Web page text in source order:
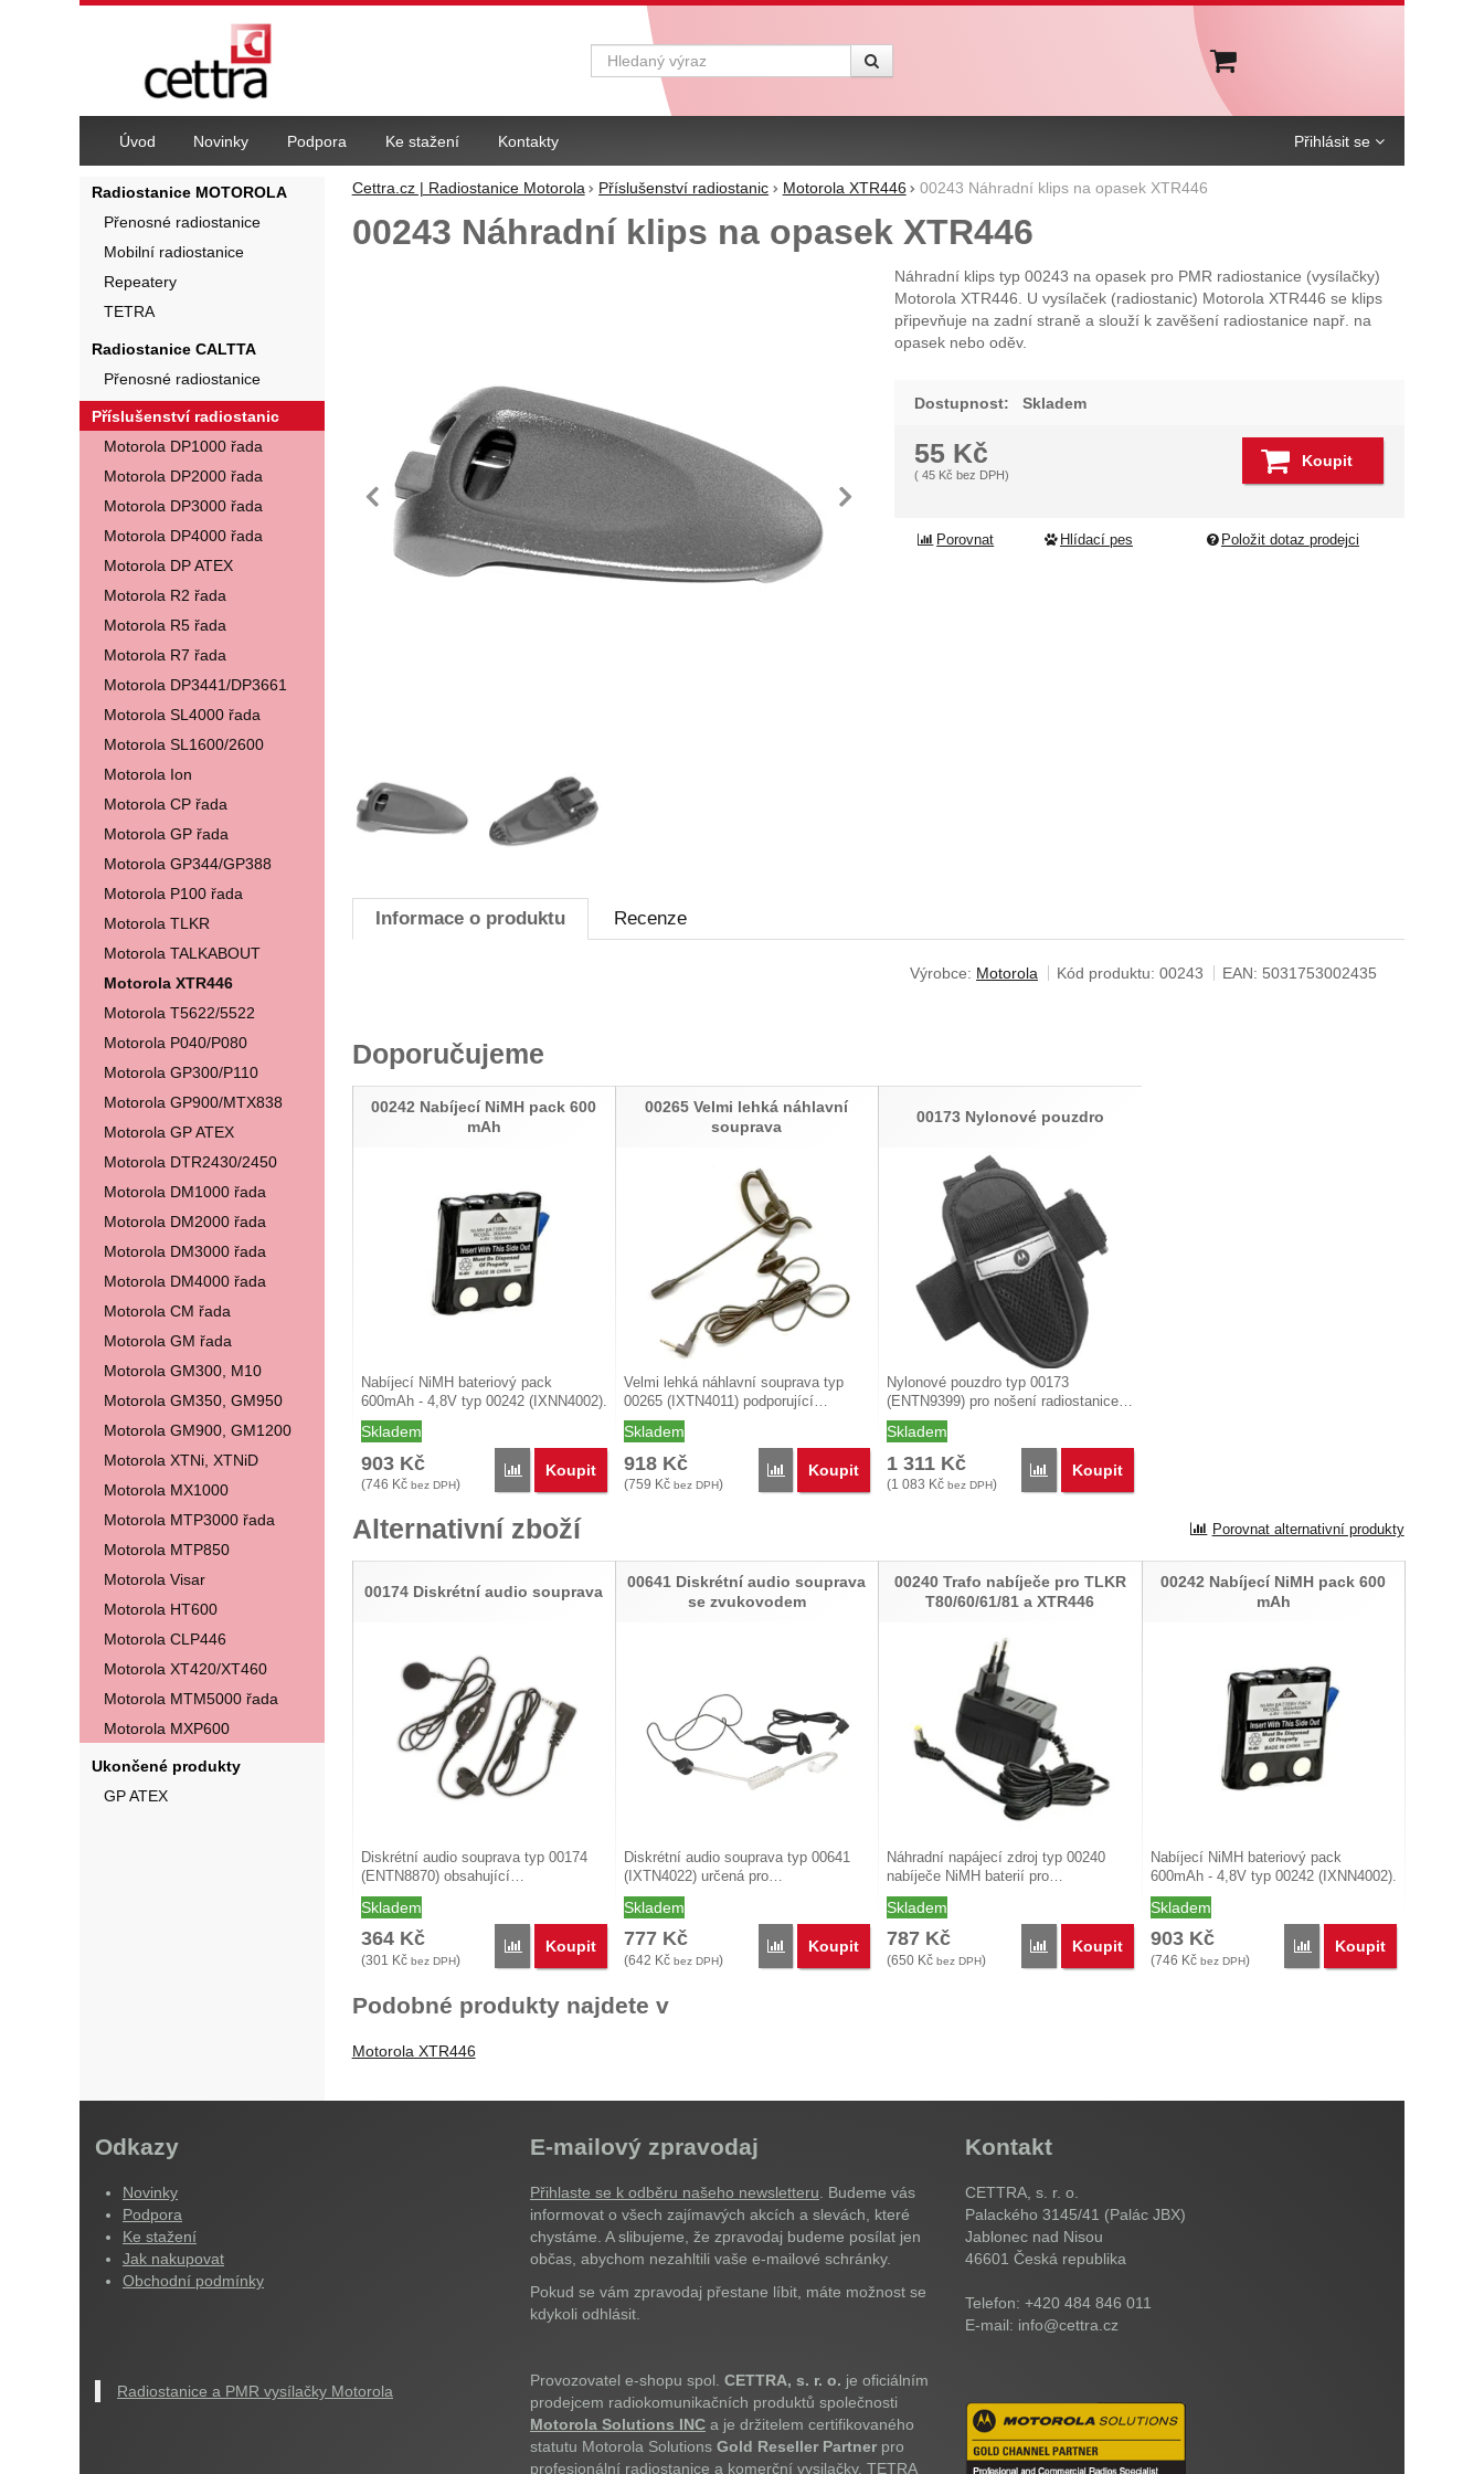
Cettra.cz | Radiostanice Motorola Příslušenství radiostanic Motorola XTR446 00243 Náhradní klips na opasek XTR446
00243 Náhradní klips na opasek XTR446
předchozí následující
Náhradní klips typ 00243 na opasek pro PMR radiostanice (vysílačky)
Motorola XTR446. U vysílaček (radiostanic) Motorola XTR446 se klips
připevňuje na zadní straně a slouží k zavěšení radiostanice např. na
opasek nebo oděv.
Dostupnost: Skladem
55 Kč
( 45 Kč bez DPH)
Koupit
Porovnat Hlídací pes Položit dotaz prodejci
Informace o produktu Recenze
Výrobce: Motorola Kód produktu: 00243 EAN: 5031753002435
Doporučujeme
00242 Nabíjecí NiMH pack 600
mAh
Nabíjecí NiMH bateriový pack
600mAh - 4,8V typ 00242 (IXNN4002).
…
Skladem
903 Kč
(746 Kč bez DPH)
Porovnat
Koupit
00265 Velmi lehká náhlavní
souprava
Velmi lehká náhlavní souprava typ
00265 (IXTN4011) podporující…
Skladem
918 Kč
(759 Kč bez DPH)
Porovnat
Koupit
00173 Nylonové pouzdro
Nylonové pouzdro typ 00173
(ENTN9399) pro nošení radiostanice…
Skladem
1 311 Kč
(1 083 Kč bez DPH)
Porovnat
Koupit
Alternativní zboží Porovnat alternativní produkty
00174 Diskrétní audio souprava
Diskrétní audio souprava typ 00174
(ENTN8870) obsahující…
Skladem
364 Kč
(301 Kč bez DPH)
Porovnat
Koupit
00641 Diskrétní audio souprava
se zvukovodem
Diskrétní audio souprava typ 00641
(IXTN4022) určená pro…
Skladem
777 Kč
(642 Kč bez DPH)
Porovnat
Koupit
00240 Trafo nabíječe pro TLKR
T80/60/61/81 a XTR446
Náhradní napájecí zdroj typ 00240
nabíječe NiMH baterií pro…
Skladem
787 Kč
(650 Kč bez DPH)
Porovnat
Koupit
00242 Nabíjecí NiMH pack 600
mAh
Nabíjecí NiMH bateriový pack
600mAh - 4,8V typ 00242 (IXNN4002).
…
Skladem
903 Kč
(746 Kč bez DPH)
Porovnat
Koupit
Podobné produkty najdete v
Motorola XTR446
Radiostanice MOTOROLA
Přenosné radiostanice
Mobilní radiostanice
Repeatery
TETRA
Radiostanice CALTTA
Přenosné radiostanice
Příslušenství radiostanic
Motorola DP1000 řada
Motorola DP2000 řada
Motorola DP3000 řada
Motorola DP4000 řada
Motorola DP ATEX
Motorola R2 řada
Motorola R5 řada
Motorola R7 řada
Motorola DP3441/DP3661
Motorola SL4000 řada
Motorola SL1600/2600
Motorola Ion
Motorola CP řada
Motorola GP řada
Motorola GP344/GP388
Motorola P100 řada
Motorola TLKR
Motorola TALKABOUT
Motorola XTR446
Motorola T5622/5522
Motorola P040/P080
Motorola GP300/P110
Motorola GP900/MTX838
Motorola GP ATEX
Motorola DTR2430/2450
Motorola DM1000 řada
Motorola DM2000 řada
Motorola DM3000 řada
Motorola DM4000 řada
Motorola CM řada
Motorola GM řada
Motorola GM300, M10
Motorola GM350, GM950
Motorola GM900, GM1200
Motorola XTNi, XTNiD
Motorola MX1000
Motorola MTP3000 řada
Motorola MTP850
Motorola Visar
Motorola HT600
Motorola CLP446
Motorola XT420/XT460
Motorola MTM5000 řada
Motorola MXP600
Ukončené produkty
GP ATEX
Navigace
Úvod Novinky Podpora Ke stažení Kontakty Přihlásit se
Vyhledávání
Odkazy
Novinky
Podpora
Ke stažení
Jak nakupovat
Obchodní podmínky
Radiostanice a PMR vysílačky Motorola
E-mailový zpravodaj
Přihlaste se k odběru našeho newsletteru . Budeme vás
informovat o všech zajímavých akcích a slevách, které
chystáme. A slibujeme, že zpravodaj budeme posílat jen
občas, abychom nezahltili vaše e-mailové schránky.
Pokud se vám zpravodaj přestane líbit, máte možnost se
kdykoli odhlásit.
Provozovatel e-shopu spol. CETTRA, s. r. o. je oficiálním
prodejcem radiokomunikačních produktů společnosti
Motorola Solutions INCa je držitelem certifikovaného
statutu Motorola Solutions Gold Reseller Partnerpro
profesionální radiostanice a komerční vysilačky, TETRA
Kontakt
CETTRA, s. r. o.
Palackého 3145/41 (Palác JBX)
Jablonec nad Nisou
46601 Česká republika
Telefon: +420 484 846 011
E-mail: info@cettra.cz